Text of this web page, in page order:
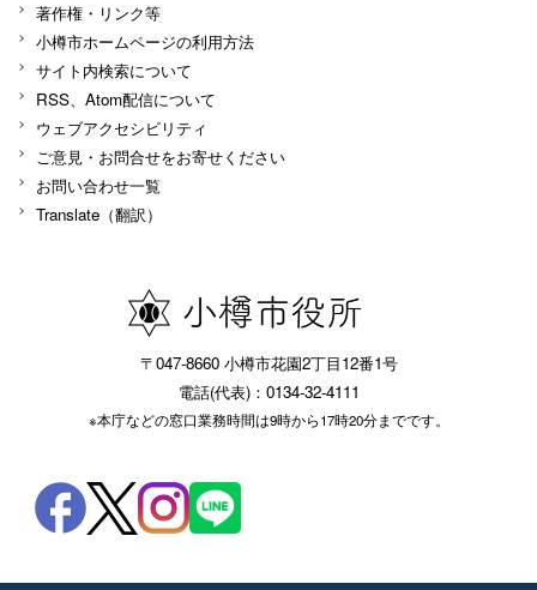
著作権・リンク等
小樽市ホームページの利用方法
サイト内検索について
RSS、Atom配信について
ウェブアクセシビリティ
ご意見・お問合せをお寄せください
お問い合わせ一覧
Translate（翻訳）
〒047-8660 小樽市花園2丁目12番1号
電話(代表)：0134-32-4111
※本庁などの窓口業務時間は9時から17時20分までです。